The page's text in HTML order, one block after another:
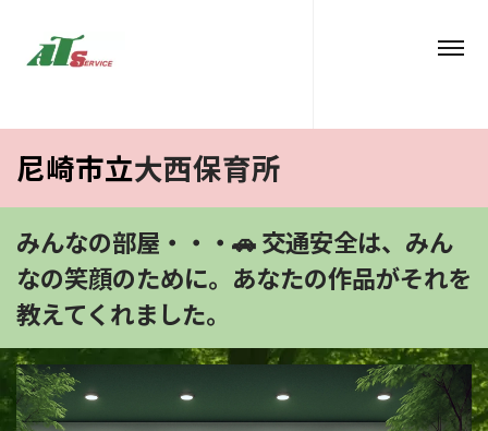
尼崎市立大西保育所
みんなの部屋・・・🚗 交通安全は、みん
なの笑顔のために。あなたの作品がそれを
教えてくれました。